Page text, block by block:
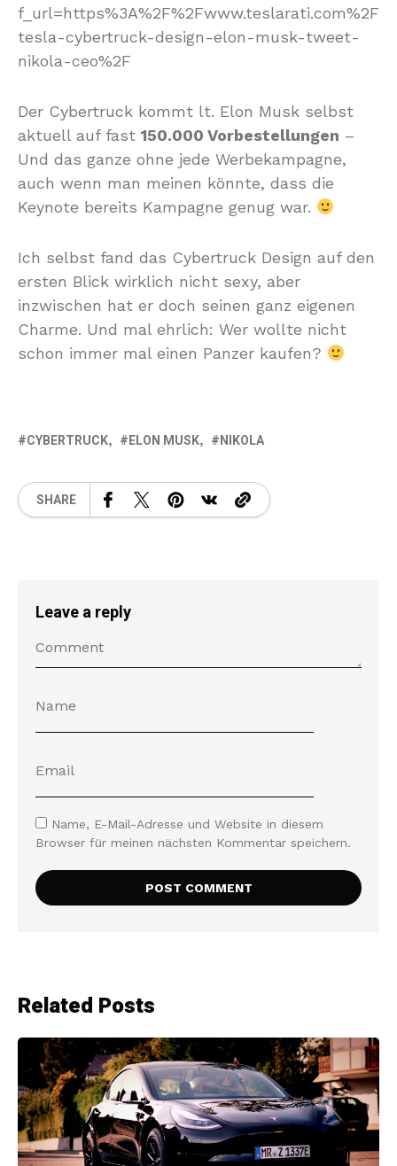
f_url=https%3A%2F%2Fwww.teslarati.com%2F
tesla-cybertruck-design-elon-musk-tweet-
nikola-ceo%2F
Der Cybertruck kommt lt. Elon Musk selbst
aktuell auf fast 150.000 Vorbestellungen –
Und das ganze ohne jede Werbekampagne,
auch wenn man meinen könnte, dass die
Keynote bereits Kampagne genug war.
Ich selbst fand das Cybertruck Design auf den
ersten Blick wirklich nicht sexy, aber
inzwischen hat er doch seinen ganz eigenen
Charme. Und mal ehrlich: Wer wollte nicht
schon immer mal einen Panzer kaufen?
CYBERTRUCK ELON MUSK NIKOLA
SHARE
Leave a reply
Name, E-Mail-Adresse und Website in diesem
Browser für meinen nächsten Kommentar speichern.
Related Posts